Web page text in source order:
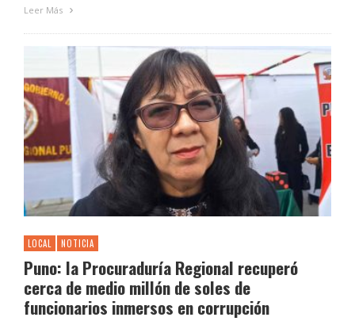
Leer Más
LOCAL NOTICIA
Puno: la Procuraduría Regional recuperó
cerca de medio millón de soles de
funcionarios inmersos en corrupción